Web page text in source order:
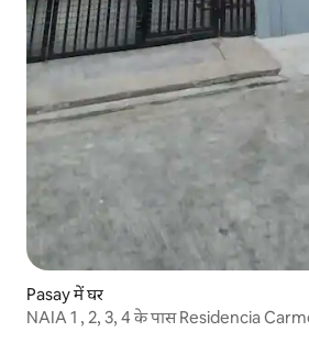
Pasay में घर
NAIA 1 , 2, 3, 4 के पास Residencia